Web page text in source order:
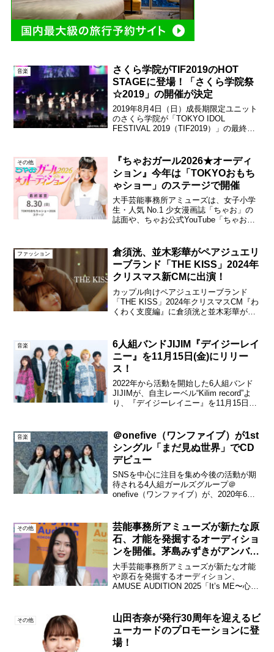
音楽
さくら学院がTIF2019のHOT
STAGEに登場！「さくら学院祭
☆2019」の開催が決定
2019年8月4日（日）成長期限定ユニット
のさくら学院が「TOKYO IDOL
FESTIVAL 2019（TIF2019）」の最終日
20...
その他
『ちゃおガール2026★オーディ
ション』今年は「TOKYOおもち
ゃショー」のステージで開催
大手芸能事務所アミューズは、女子小学
生・人気 No.1 少女漫画誌「ちゃお」の
誌面や、ちゃお公式YouTube「ちゃおチ
実施。これまでに山田杏奈、大島美優な
どの女...
ファッション
倉須洸、並木彩華がペアジュエリ
ーブランド「THE KISS」2024年
クリスマス新CMに出演！
カップル向けペアジュエリーブランド
「THE KISS」2024年クリスマスCM『わ
くわく支度編』に倉須洸と並木彩華が出
ン「NO MORE FILTER」で8000人の...
音楽
6人組バンドJIJIM『デイジーレイ
ニー』を11月15日(金)にリリー
ス！
2022年から活動を開始した6人組バンド
JIJIMが、自主レーベル“Kilim record”よ
り、『デイジーレイニー』を11月15日
ースこの楽曲は、9月...
音楽
＠onefive（ワンファイブ）が1st
シングル「まだ見ぬ世界」でCD
デビュー
SNSを中心に注目を集め今後の活動が期
待される4人組ガールズグループ＠
onefive（ワンファイブ）が、2020年6月
ープは令和元年にメンバー全員が15歳の
時に結成...
その他
芸能事務所アミューズが新たな原
石、才能を発掘するオーディショ
ンを開催。茅島みずきがアンバサ
ダーに就任！
大手芸能事務所アミューズが新たな才能
や原石を発掘するオーディション、
AMUSE AUDITION 2025「It’s ME〜心踊
ダーのs**t kingz(シットキング...
その他
山田杏奈が発行30周年を迎えるビ
ューカードのプロモーションに登
場！